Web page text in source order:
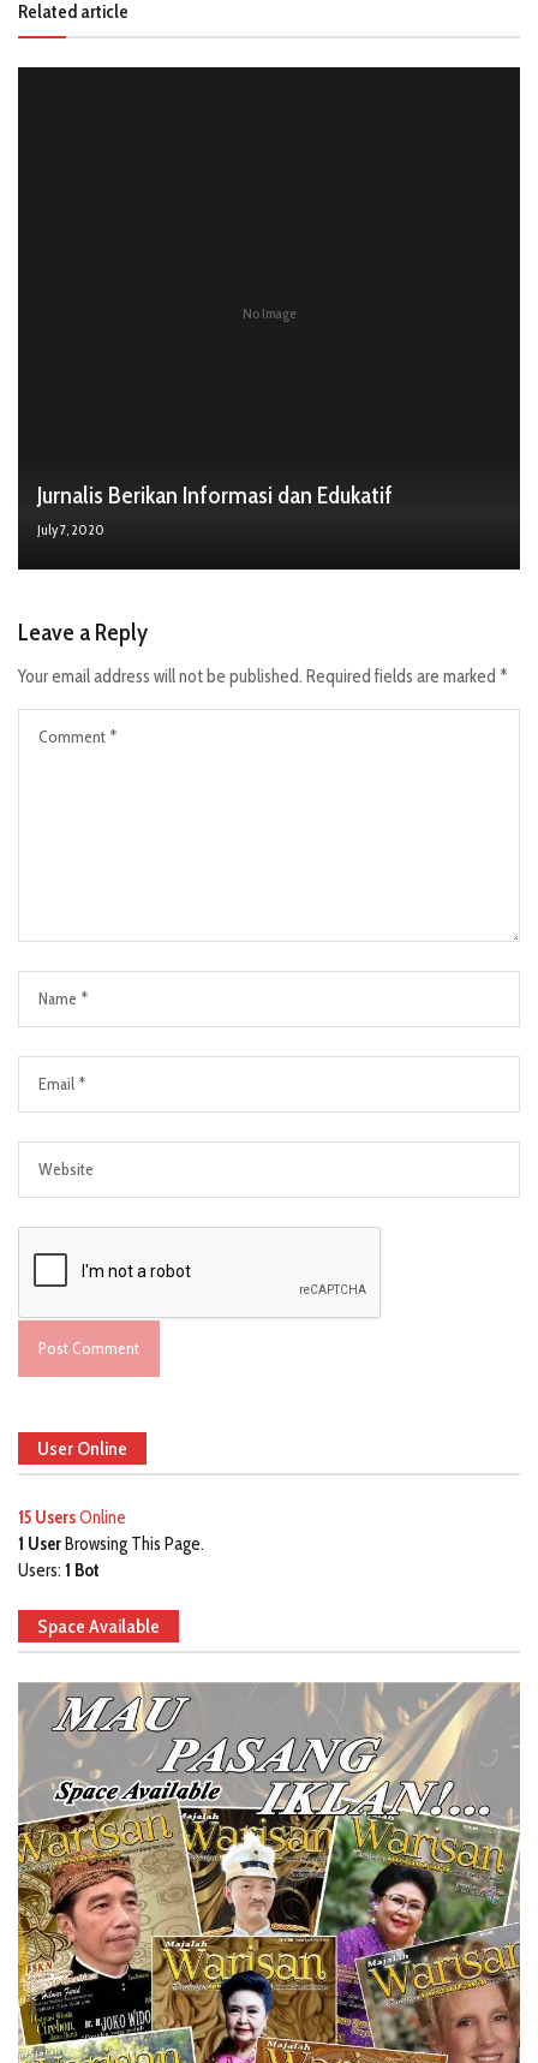
Related article
No Image
Jurnalis Berikan Informasi dan Edukatif
July 7, 2020
Leave a Reply
Your email address will not be published. Required fields are marked *
User Online
15 UsersOnline
1 UserBrowsing This Page.
Users: 1 Bot
Space Available